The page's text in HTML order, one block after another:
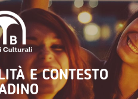
E CONTESTO